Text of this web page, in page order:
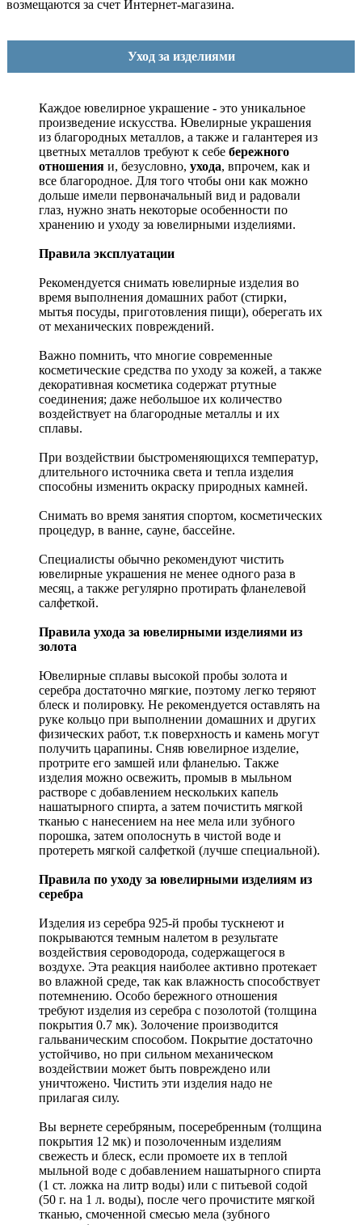
возмещаются за счет Интернет-магазина.
Уход за изделиями
Каждое ювелирное украшение - это уникальное
произведение искусства. Ювелирные украшения
из благородных металлов, а также и галантерея из
цветных металлов требуют к себе бережного
отношения и, безусловно, ухода, впрочем, как и
все благородное. Для того чтобы они как можно
дольше имели первоначальный вид и радовали
глаз, нужно знать некоторые особенности по
хранению и уходу за ювелирными изделиями.
Правила эксплуатации
Рекомендуется снимать ювелирные изделия во
время выполнения домашних работ (стирки,
мытья посуды, приготовления пищи), оберегать их
от механических повреждений.
Важно помнить, что многие современные
косметические средства по уходу за кожей, а также
декоративная косметика содержат ртутные
соединения; даже небольшое их количество
воздействует на благородные металлы и их
сплавы.
При воздействии быстроменяющихся температур,
длительного источника света и тепла изделия
способны изменить окраску природных камней.
Снимать во время занятия спортом, косметических
процедур, в ванне, сауне, бассейне.
Специалисты обычно рекомендуют чистить
ювелирные украшения не менее одного раза в
месяц, а также регулярно протирать фланелевой
салфеткой.
Правила ухода за ювелирными изделиями из
золота
Ювелирные сплавы высокой пробы золота и
серебра достаточно мягкие, поэтому легко теряют
блеск и полировку. Не рекомендуется оставлять на
руке кольцо при выполнении домашних и других
физических работ, т.к поверхность и камень могут
получить царапины. Сняв ювелирное изделие,
протрите его замшей или фланелью. Также
изделия можно освежить, промыв в мыльном
растворе с добавлением нескольких капель
нашатырного спирта, а затем почистить мягкой
тканью с нанесением на нее мела или зубного
порошка, затем ополоснуть в чистой воде и
протереть мягкой салфеткой (лучше специальной).
Правила по уходу за ювелирными изделиям из
серебра
Изделия из серебра 925-й пробы тускнеют и
покрываются темным налетом в результате
воздействия сероводорода, содержащегося в
воздухе. Эта реакция наиболее активно протекает
во влажной среде, так как влажность способствует
потемнению. Особо бережного отношения
требуют изделия из серебра с позолотой (толщина
покрытия 0.7 мк). Золочение производится
гальваническим способом. Покрытие достаточно
устойчиво, но при сильном механическом
воздействии может быть повреждено или
уничтожено. Чистить эти изделия надо не
прилагая силу.
Вы вернете серебряным, посеребренным (толщина
покрытия 12 мк) и позолоченным изделиям
свежесть и блеск, если промоете их в теплой
мыльной воде с добавлением нашатырного спирта
(1 ст. ложка на литр воды) или с питьевой содой
(50 г. на 1 л. воды), после чего прочистите мягкой
тканью, смоченной смесью мела (зубного